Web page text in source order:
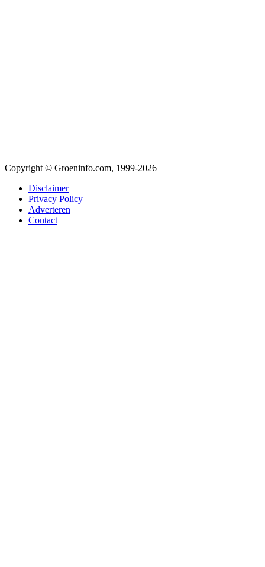
Copyright © Groeninfo.com, 1999-2026
Disclaimer
Privacy Policy
Adverteren
Contact